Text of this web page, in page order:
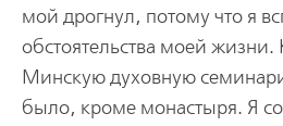
мой дрогнул, потому что я
обстоятельства моей жизни.
Минскую духовную
было, кроме монастыря. Я